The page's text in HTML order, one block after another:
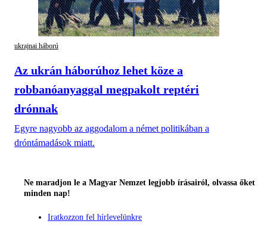
ukrajnai háború
Az ukrán háborúhoz lehet köze a
robbanóanyaggal megpakolt reptéri
drónnak
Egyre nagyobb az aggodalom a német politikában a
dróntámadások miatt.
Ne maradjon le a Magyar Nemzet legjobb írásairól, olvassa őket
minden nap!
Iratkozzon fel hírlevelünkre